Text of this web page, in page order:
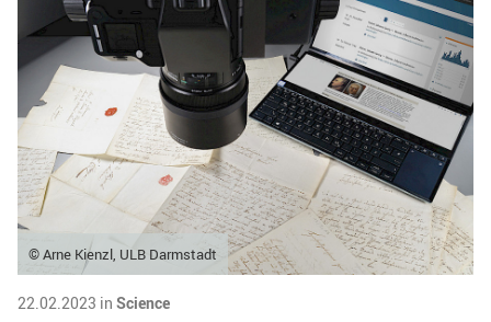
© Arne Kienzl, ULB Darmstadt
22.02.2023 in Science